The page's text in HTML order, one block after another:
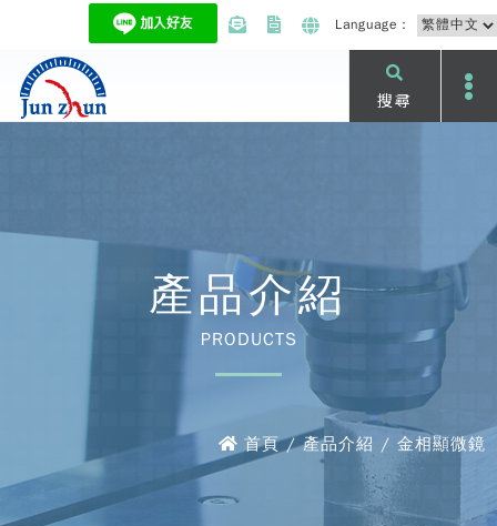
Language：
搜尋
產品介紹
PRODUCTS
首頁 / 產品介紹 / 金相顯微鏡